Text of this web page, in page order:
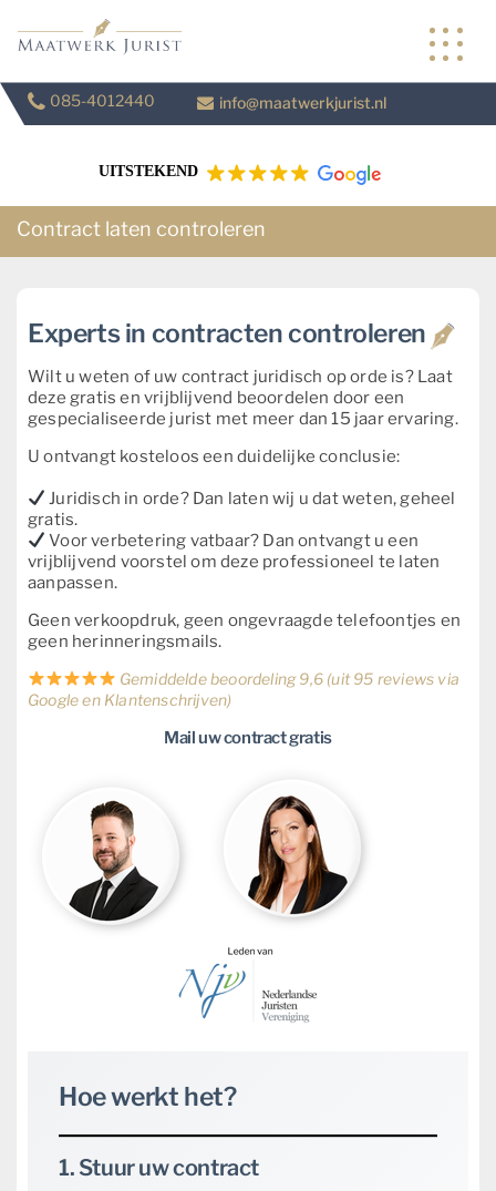
085-4012440 info@maatwerkjurist.nl
UITSTEKEND
Contract laten controleren
Experts in contracten controleren
Wilt u weten of uw contract juridisch op orde is? Laat
deze gratis en vrijblijvend beoordelen door een
gespecialiseerde jurist met meer dan 15 jaar ervaring.
U ontvangt kosteloos een duidelijke conclusie:
Juridisch in orde? Dan laten wij u dat weten, geheel
gratis.
Voor verbetering vatbaar? Dan ontvangt u een
vrijblijvend voorstel om deze professioneel te laten
aanpassen.
Geen verkoopdruk, geen ongevraagde telefoontjes en
geen herinneringsmails.
Gemiddelde beoordeling 9,6 (uit 95 reviews via
Google en Klantenschrijven)
Mail uw contract gratis
Hoe werkt het?
1. Stuur uw contract